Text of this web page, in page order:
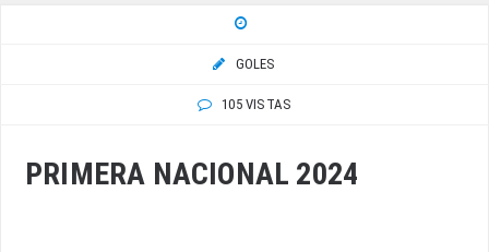
GOLES
105 VISTAS
PRIMERA NACIONAL 2024